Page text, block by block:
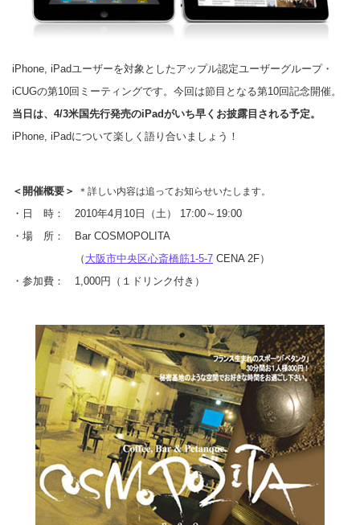
iPhone, iPadユーザーを対象としたアップル認定ユーザーグループ・
iCUGの第10回ミーティングです。今回は節目となる第10回記念開催。
当日は、4/3米国先行発売のiPadがいち早くお披露目される予定。
iPhone, iPadについて楽しく語り合いましょう！
＜開催概要＞ ＊詳しい内容は追ってお知らせいたします。
・日 時： 2010年4月10日（土） 17:00～19:00
・場 所： Bar COSMOPOLITA
（ 大阪市中央区心斎橋筋1-5-7 CENA 2F）
・参加費： 1,000円（１ドリンク付き）